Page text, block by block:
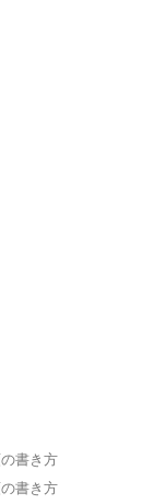
書き方
書き方